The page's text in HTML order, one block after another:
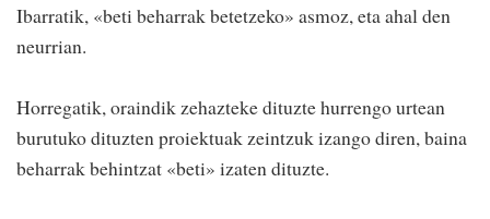
Ibarratik, «beti beharrak betetzeko» asmoz, eta ahal den
neurrian.
Horregatik, oraindik zehazteke dituzte hurrengo urtean
burutuko dituzten proiektuak zeintzuk izango diren, baina
beharrak behintzat «beti» izaten dituzte.